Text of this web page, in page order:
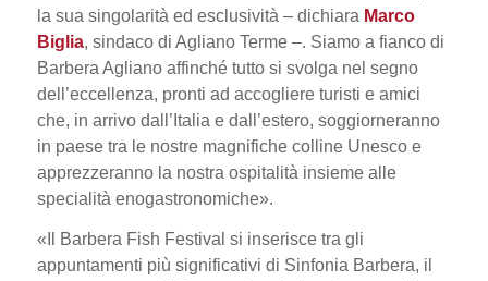
la sua singolarità ed esclusività – dichiara Marco
Biglia, sindaco di Agliano Terme –. Siamo a fianco di
Barbera Agliano affinché tutto si svolga nel segno
dell’eccellenza, pronti ad accogliere turisti e amici
che, in arrivo dall’Italia e dall’estero, soggiorneranno
in paese tra le nostre magnifiche colline Unesco e
apprezzeranno la nostra ospitalità insieme alle
specialità enogastronomiche».
« Il Barbera Fish Festival si inserisce tra gli
appuntamenti più significativi di Sinfonia Barbera, il